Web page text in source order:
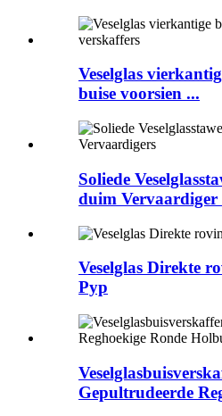
Veselglas
buise voorsien ...
Soliede
duim Vervaardiger
Veselglas Direkte
Pyp
Gepultrudeerde